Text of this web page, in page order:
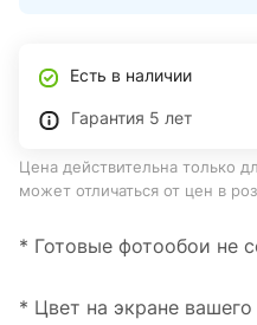
Есть в наличии
Гарантия 5 лет
Цена действительна только
может отличаться от цен в
* Готовые фотообои не
* Цвет на экране